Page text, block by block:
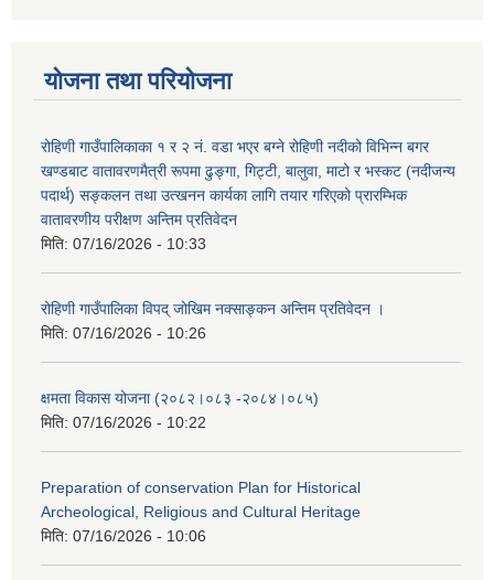
योजना तथा परियोजना
रोहिणी गाउँपालिकाका १ र २ नं. वडा भएर बग्ने रोहिणी नदीको विभिन्न बगर
खण्डबाट वातावरणमैत्री रूपमा ढुङ्गा, गिट्टी, बालुवा, माटो र भस्कट (नदीजन्य
पदार्थ) सङ्कलन तथा उत्खनन कार्यका लागि तयार गरिएको प्रारम्भिक
वातावरणीय परीक्षण अन्तिम प्रतिवेदन
मिति: 07/16/2026 - 10:33
रोहिणी गाउँपालिका विपद् जोखिम नक्साङ्कन अन्तिम प्रतिवेदन ।
मिति: 07/16/2026 - 10:26
क्षमता विकास योजना (२०८२।०८३‍ -२०८४।०८५)
मिति: 07/16/2026 - 10:22
Preparation of conservation Plan for Historical
Archeological, Religious and Cultural Heritage
मिति: 07/16/2026 - 10:06